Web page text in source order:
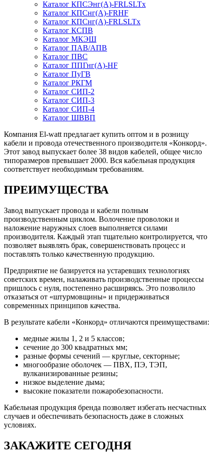
Каталог КПСЭнг(А)-FRLSLTx
Каталог КПСнг(А)-FRHF
Каталог КПСнг(А)-FRLSLTx
Каталог КСПВ
Каталог МКЭШ
Каталог ПАВ/АПВ
Каталог ПВС
Каталог ППГнг(А)-HF
Каталог ПуГВ
Каталог РКГМ
Каталог СИП-2
Каталог СИП-3
Каталог СИП-4
Каталог ШВВП
Компания El-watt предлагает купить оптом и в розницу
кабели и провода отечественного производителя «Конкорд».
Этот завод выпускает более 38 видов кабелей, общее число
типоразмеров превышает 2000. Вся кабельная продукция
соответствует необходимым требованиям.
ПРЕИМУЩЕСТВА
Завод выпускает провода и кабели полным
производственным циклом. Волочение проволоки и
наложение наружных слоев выполняется силами
производителя. Каждый этап тщательно контролируется, что
позволяет выявлять брак, совершенствовать процесс и
поставлять только качественную продукцию.
Предприятие не базируется на устаревших технологиях
советских времен, налаживать производственные процессы
пришлось с нуля, постепенно расширяясь. Это позволило
отказаться от «штурмовщины» и придерживаться
современных принципов качества.
В результате кабели «Конкорд» отличаются преимуществами:
медные жилы 1, 2 и 5 классов;
сечение до 300 квадратных мм;
разные формы сечений — круглые, секторные;
многообразие оболочек — ПВХ, ПЭ, ТЭП,
вулканизированные резины;
низкое выделение дыма;
высокие показатели пожаробезопасности.
Кабельная продукция бренда позволяет избегать несчастных
случаев и обеспечивать безопасность даже в сложных
условиях.
ЗАКАЖИТЕ СЕГОДНЯ